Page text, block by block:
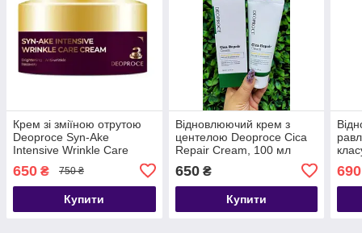
Крем зі зміїною отрутою
Deoproce Syn-Ake
Intensive Wrinkle Care
650 ₴ 750 ₴
Купити
Відновлюючий крем з
центелою Deoproce Cica
Repair Cream, 100 мл
650₴
Купити
690